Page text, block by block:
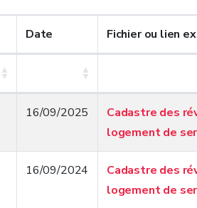
Date Fichier ou lien
16/09/2025
Cadastre des
logement de
16/09/2024
Cadastre des
logement de